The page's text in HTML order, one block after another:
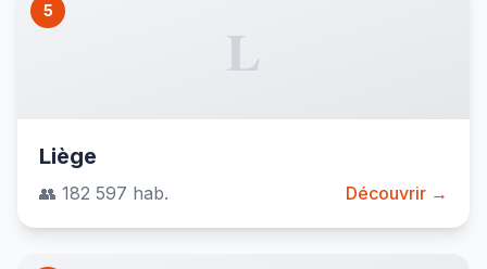
5
L
Liège
👥 182 597 hab. Découvrir →